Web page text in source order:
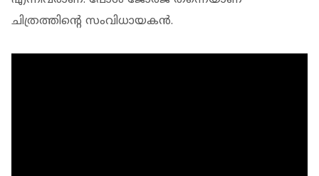
ചിത്രത്തിന്റെ സംവിധായകന്‍.